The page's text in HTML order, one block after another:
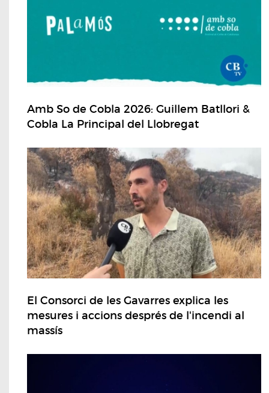
Amb So de Cobla 2026: Guillem Batllori &
Cobla La Principal del Llobregat
El Consorci de les Gavarres explica les
mesures i accions després de l'incendi al
massís